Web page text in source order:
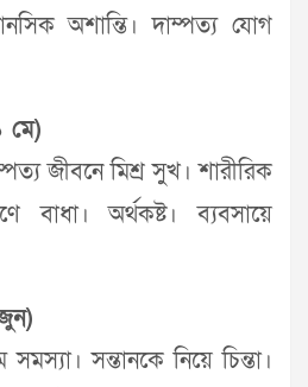
অশান্তি। দাম্পত্য যোগ
মে)
জীবনে মিশ্র সুখ। শারীরিক
বাধা। অর্থকষ্ট। ব্যবসায়ে
সমস্যা। সন্তানকে নিয়ে চিন্তা।